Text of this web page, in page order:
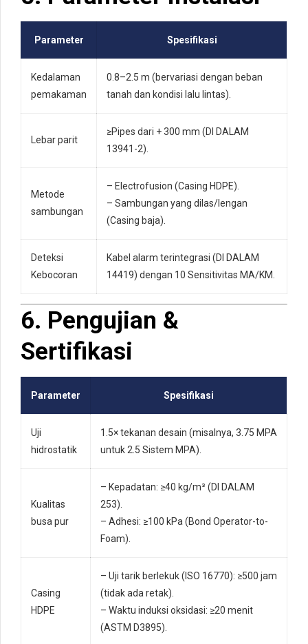
Parameter Spesifikasi
Kedalaman
pemakaman
0.8–2.5 m (bervariasi dengan beban
tanah dan kondisi lalu lintas).
Lebar parit
≥Pipes dari + 300 mm (DI DALAM
13941-2).
Metode
sambungan
– Electrofusion (Casing HDPE).
– Sambungan yang dilas/lengan
(Casing baja).
Deteksi
Kebocoran
Kabel alarm terintegrasi (DI DALAM
14419) dengan 10 Sensitivitas MA/KM.
6. Pengujian &
Sertifikasi
Parameter Spesifikasi
Uji
hidrostatik
1.5× tekanan desain (misalnya, 3.75 MPA
untuk 2.5 Sistem MPA).
Kualitas
busa pur
– Kepadatan: ≥40 kg/m³ (DI DALAM
253).
– Adhesi: ≥100 kPa (Bond Operator-to-
Foam).
Casing
HDPE
– Uji tarik berlekuk (ISO 16770): ≥500 jam
(tidak ada retak).
– Waktu induksi oksidasi: ≥20 menit
(ASTM D3895).